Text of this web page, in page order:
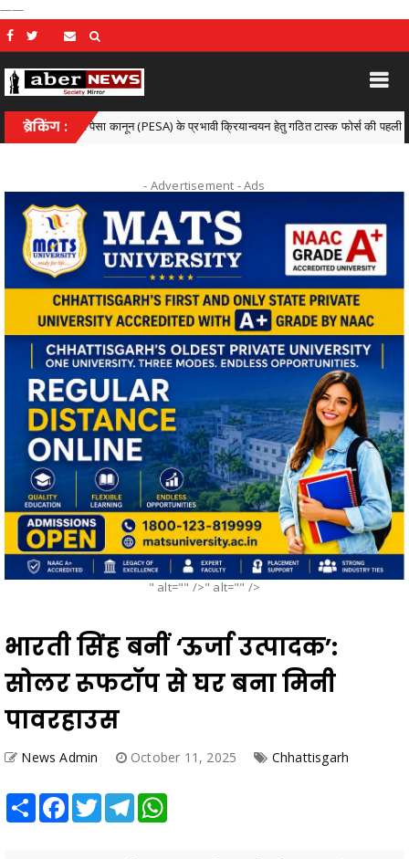
——
ब्रेकिंग :
पेसा कानून (PESA) के प्रभावी क्रियान्वयन हेतु गठित टास्क फोर्स की पहली बैठक संपन्न
- Advertisement -Ads
" alt="" />" alt="" />
भारती सिंह बनीं ‘ऊर्जा उत्पादक’:
सोलर रूफटॉप से घर बना मिनी
पावरहाउस
News Admin October 11, 2025 Chhattisgarh
Share Facebook
TwitterTelegram